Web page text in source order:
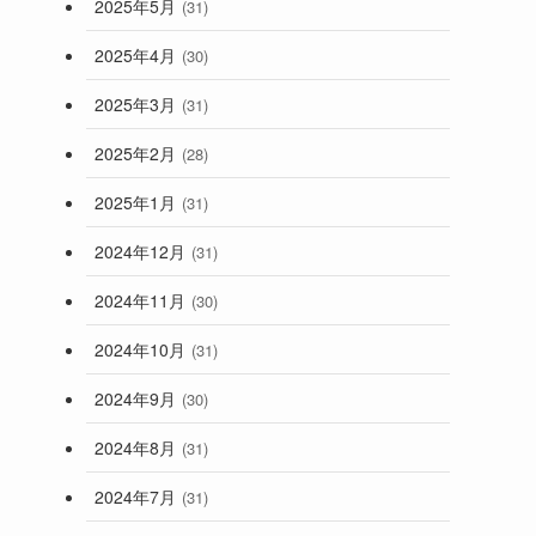
2025年5月 (31)
2025年4月 (30)
2025年3月 (31)
2025年2月 (28)
2025年1月 (31)
2024年12月 (31)
2024年11月 (30)
2024年10月 (31)
2024年9月 (30)
2024年8月 (31)
2024年7月 (31)